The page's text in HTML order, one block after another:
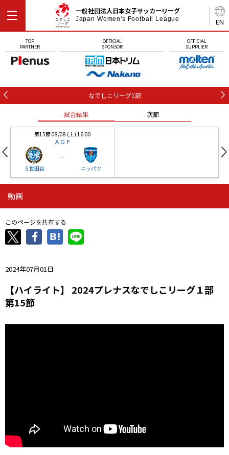
EN
一般社団法人日本女子サッカーリーグ
Japan Women's Football League
TOP
PARTNER
OFFICIAL
SPONSOR
OFFICIAL
SUPPLIER
なでしこリーグ1部
試合結果 次節
第15節 08/08 (土) 16:00
ＡＧＦ
Ｓ世田谷
-
ニッパツ
ニッパツ
ニッパツ
-
石人の星
動画
このページを共有する
2024年07月01日
【ハイライト】 2024プレナスなでしこリーグ１部
第15節